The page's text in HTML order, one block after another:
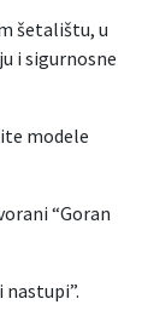
šetalištu, u
i sigurnosne
modele
“Goran